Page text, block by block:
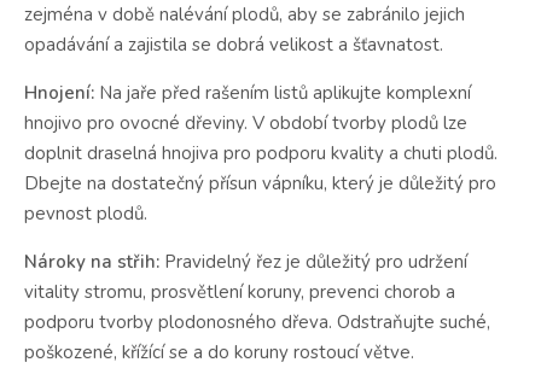
zejména v době nalévání plodů, aby se zabránilo jejich
opadávání a zajistila se dobrá velikost a šťavnatost.
Hnojení: Na jaře před rašením listů aplikujte komplexní
hnojivo pro ovocné dřeviny. V období tvorby plodů lze
doplnit draselná hnojiva pro podporu kvality a chuti plodů.
Dbejte na dostatečný přísun vápníku, který je důležitý pro
pevnost plodů.
Nároky na střih: Pravidelný řez je důležitý pro udržení
vitality stromu, prosvětlení koruny, prevenci chorob a
podporu tvorby plodonosného dřeva. Odstraňujte suché,
poškozené, křížící se a do koruny rostoucí větve.